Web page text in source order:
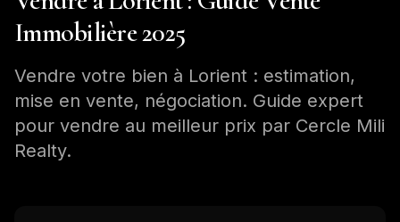
Immobilière 2025
Vendre votre bien à Lorient : estimation,
mise en vente, négociation. Guide expert
pour vendre au meilleur prix par Cercle Mili
Realty.